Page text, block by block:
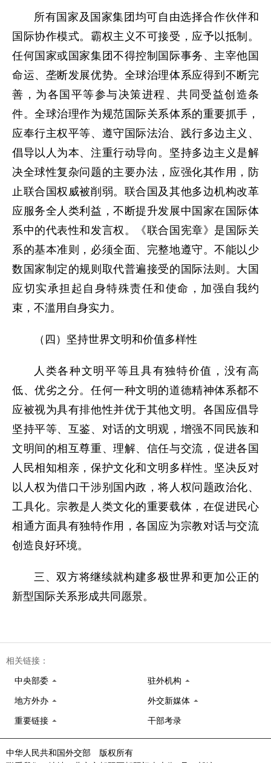
所有国家及国家集团均可自由选择合作伙伴和
国际协作模式。霸权主义不可接受，应予以抵制。
任何国家或国家集团不得控制国际事务、主宰他国
命运、垄断发展优势。全球治理体系应得到不断完
善，为各国平等参与决策进程、共同受益创造条
件。全球治理作为规范国际关系体系的重要抓手，
应奉行主权平等、遵守国际法治、践行多边主义、
倡导以人为本、注重行动导向。坚持多边主义是解
决全球性复杂问题的主要办法，应强化其作用，防
止联合国权威被削弱。联合国及其他多边机构改革
应服务全人类利益，不断提升发展中国家在国际体
系中的代表性和发言权。《联合国宪章》是国际关
系的基本准则，必须全面、完整地遵守。不能以少
数国家制定的规则取代普遍接受的国际法则。大国
应切实承担起自身特殊责任和使命，加强自我约
束，不滥用自身实力。
（四）坚持世界文明和价值多样性
人类各种文明平等且具有独特价值，没有高
低、优劣之分。任何一种文明的道德精神体系都不
应被视为具有排他性并优于其他文明。各国应倡导
坚持平等、互鉴、对话的文明观，增强不同民族和
文明间的相互尊重、理解、信任与交流，促进各国
人民相知相亲，保护文化和文明多样性。坚决反对
以人权为借口干涉别国内政，将人权问题政治化、
工具化。宗教是人类文化的重要载体，在促进民心
相通方面具有独特作用，各国应为宗教对话与交流
创造良好环境。
三、双方将继续就构建多极世界和更加公正的
新型国际关系形成共同愿景。
相关链接：
中央部委 驻外机构
地方外办 外交新媒体
重要链接 干部考录
中华人民共和国外交部 版权所有